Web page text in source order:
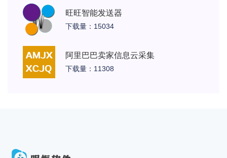
旺旺智能发送器
下载量：15034
阿里巴巴卖家信息云采集
下载量：11308